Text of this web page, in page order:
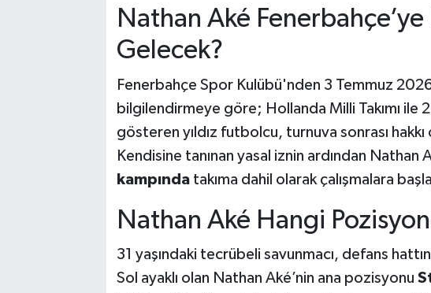
Nathan Aké
Gelecek?
Fenerbahçe Spor Kulübü'nden 3 Temmuz
bilgilendirmeye göre; Hollanda Milli Takımı ile
gösteren yıldız futbolcu, turnuva sonrası
Kendisine tanınan yasal iznin ardından Nathan
kampındatakıma dahil olarak çalışmalara
Nathan Aké Hangi
31 yaşındaki tecrübeli savunmacı, defans
Sol ayaklı olan Nathan Aké’nin ana pozisyonu